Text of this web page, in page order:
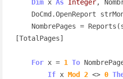
Dim x As Integer,
[TotalPages]
For x = 1 To
If x Mod 2 <> 0